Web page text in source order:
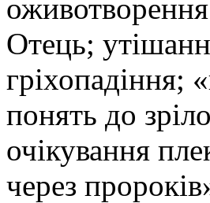
Отець;
гріхопадіння;
понять до
очікування
через